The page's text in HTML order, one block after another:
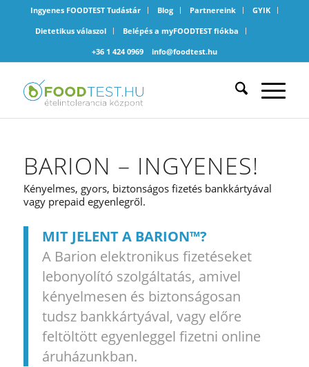
Ingyenes FOODTEST Tudástár Blog Partnereink
GYIK
Dietetikus válaszol
Belépés a myFOODTEST fiókba
+36 1 424 0969
info@foodtest.hu
BARION – INGYENES!
Kényelmes, gyors, biztonságos fizetés bankkártyával
vagy prepaid egyenlegről.
MIT JELENT A BARION™?
A Barion elektronikus fizetéseket
lebonyolító szolgáltatás, amivel
kényelmesen és biztonságosan
tudsz bankkártyával, vagy előre
feltöltött egyenleggel fizetni online
áruházunkban.